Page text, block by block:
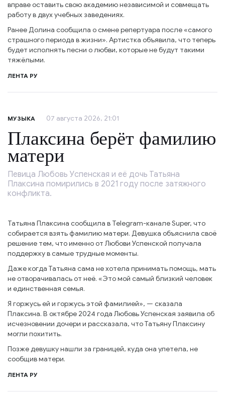
вправе оставить свою академию независимой и совмещать
работу в двух учебных заведениях.
Ранее Долина сообщила о смене репертуара после «самого
страшного периода в жизни». Артистка объявила, что теперь
будет исполнять песни о любви, которые не будут такими
тяжёлыми.
ЛЕНТА РУ
МУЗЫКА 07 августа 2026, 21:01
Плаксина берёт фамилию
матери
Певица Любовь Успенская и её дочь Татьяна
Плаксина помирились в 2021 году после затяжного
конфликта.
Татьяна Плаксина сообщила в Telegram-канале Super, что
собирается взять фамилию матери. Девушка объяснила своё
решение тем, что именно от Любови Успенской получала
поддержку в самые трудные моменты.
Даже когда Татьяна сама не хотела принимать помощь, мать
не отворачивалась от неё. «Это мой самый близкий человек
и единственная семья.
Я горжусь ей и горжусь этой фамилией», — сказала
Плаксина. В октябре 2024 года Любовь Успенская заявила об
исчезновении дочери и рассказала, что Татьяну Плаксину
могли похитить.
Позже девушку нашли за границей, куда она улетела, не
сообщив матери.
ЛЕНТА РУ